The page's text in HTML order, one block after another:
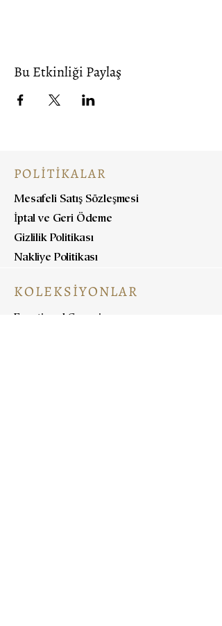
Bu Etkinliği Paylaş
POLİTİKALAR
Mesafeli Satış Sözleşmesi
İptal ve Geri Ödeme
Gizlilik Politikası
Nakliye Politikası
KOLEKSİYONLAR
Functional Ceramics